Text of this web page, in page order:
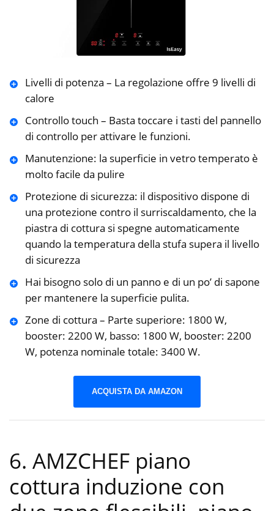
Livelli di potenza – La regolazione offre 9 livelli di
calore
Controllo touch – Basta toccare i tasti del pannello
di controllo per attivare le funzioni.
Manutenzione: la superficie in vetro temperato è
molto facile da pulire
Protezione di sicurezza: il dispositivo dispone di
una protezione contro il surriscaldamento, che la
piastra di cottura si spegne automaticamente
quando la temperatura della stufa supera il livello
di sicurezza
Hai bisogno solo di un panno e di un po’ di sapone
per mantenere la superficie pulita.
Zone di cottura – Parte superiore: 1800 W,
booster: 2200 W, basso: 1800 W, booster: 2200
W, potenza nominale totale: 3400 W.
ACQUISTA DA AMAZON
6. AMZCHEF piano
cottura induzione con